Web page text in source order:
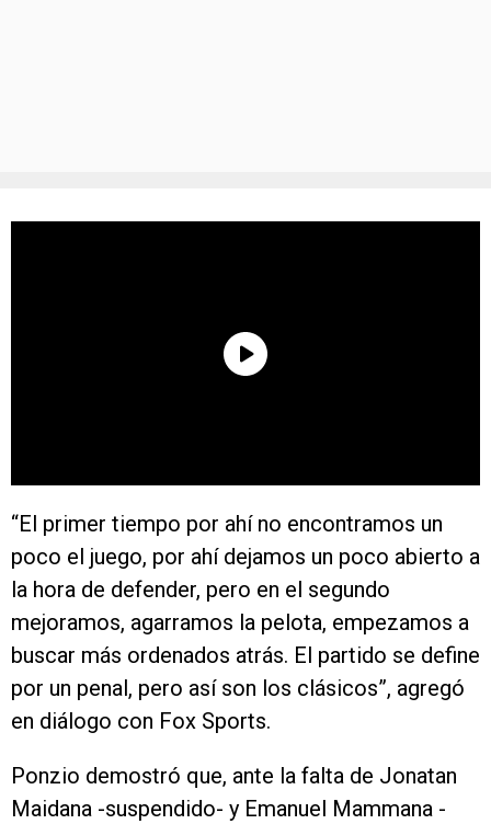
“El primer tiempo por ahí no encontramos un
poco el juego, por ahí dejamos un poco abierto a
la hora de defender, pero en el segundo
mejoramos, agarramos la pelota, empezamos a
buscar más ordenados atrás. El partido se define
por un penal, pero así son los clásicos”, agregó
en diálogo con Fox Sports.
Ponzio demostró que, ante la falta de Jonatan
Maidana -suspendido- y Emanuel Mammana -